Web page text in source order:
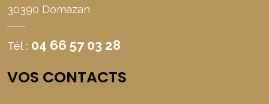
30390 Domazan
Tél : 04 66 57 03 28
VOS CONTACTS